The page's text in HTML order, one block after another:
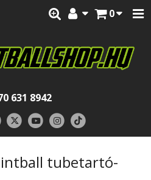
0
631 8942
tubetartó-